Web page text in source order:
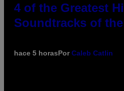
4 of the Greatest
Soundtracks of
hace 5 horasPorCaleb Catlin